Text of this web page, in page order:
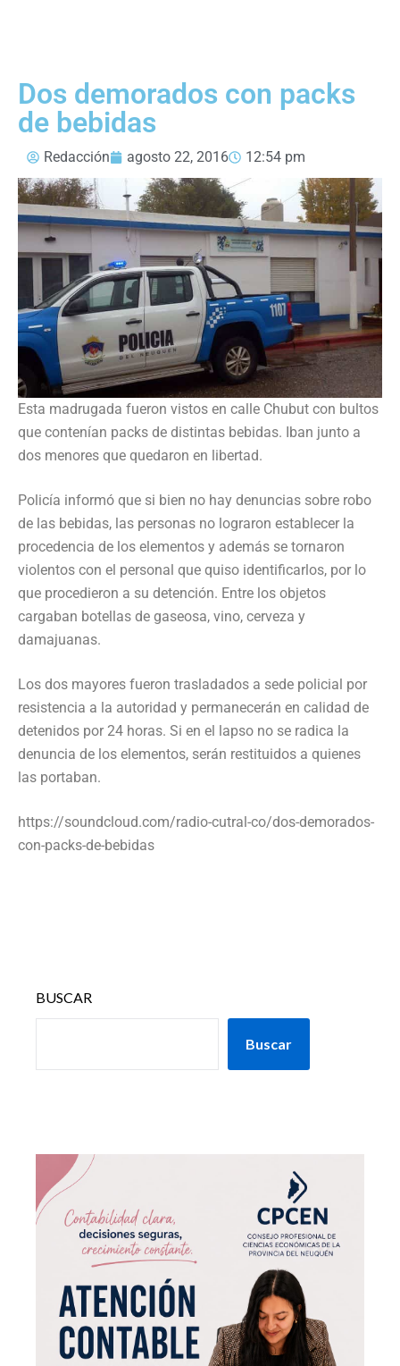
Dos demorados con packs
de bebidas
Redacción agosto 22, 2016 12:54 pm
Esta madrugada fueron vistos en calle Chubut con bultos
que contenían packs de distintas bebidas. Iban junto a
dos menores que quedaron en libertad.
Policía informó que si bien no hay denuncias sobre robo
de las bebidas, las personas no lograron establecer la
procedencia de los elementos y además se tornaron
violentos con el personal que quiso identificarlos, por lo
que procedieron a su detención. Entre los objetos
cargaban botellas de gaseosa, vino, cerveza y
damajuanas.
Los dos mayores fueron trasladados a sede policial por
resistencia a la autoridad y permanecerán en calidad de
detenidos por 24 horas. Si en el lapso no se radica la
denuncia de los elementos, serán restituidos a quienes
las portaban.
https://soundcloud.com/radio-cutral-co/dos-demorados-
con-packs-de-bebidas
BUSCAR
Buscar